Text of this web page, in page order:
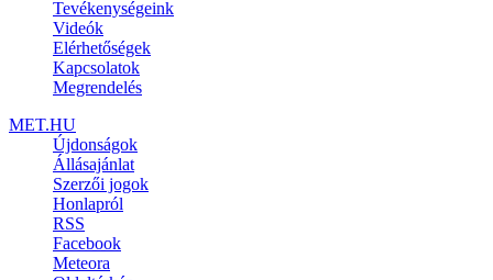
Tevékenységeink
Videók
Elérhetőségek
Kapcsolatok
Megrendelés
MET.HU
Újdonságok
Állásajánlat
Szerzői jogok
Honlapról
RSS
Facebook
Meteora